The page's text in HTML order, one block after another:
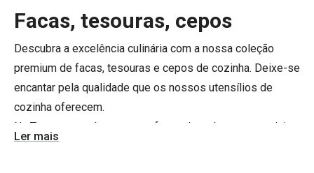
Facas, tesouras, cepos
Descubra a excelência culinária com a nossa coleção
premium de facas, tesouras e cepos de cozinha. Deixe-se
encantar pela qualidade que os nossos utensílios de
cozinha oferecem.
Na Tescoma pode encontrar facas de todos os materiais
com alta qualidade e com diversas linhas de design
Ler mais